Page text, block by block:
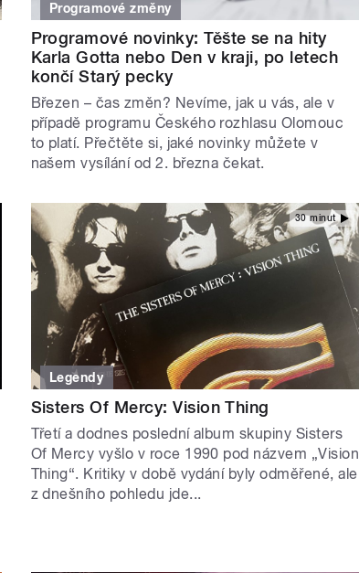
Programové změny
Programové novinky: Těšte se na hity
Karla Gotta nebo Den v kraji, po letech
končí Starý pecky
Březen – čas změn? Nevíme, jak u vás, ale v
případě programu Českého rozhlasu Olomouc
to platí. Přečtěte si, jaké novinky můžete v
našem vysílání od 2. března čekat.
30 minut
Legendy
Sisters Of Mercy: Vision Thing
Třetí a dodnes poslední album skupiny Sisters
Of Mercy vyšlo v roce 1990 pod názvem „Vision
Thing“. Kritiky v době vydání byly odměřené, ale
z dnešního pohledu jde...